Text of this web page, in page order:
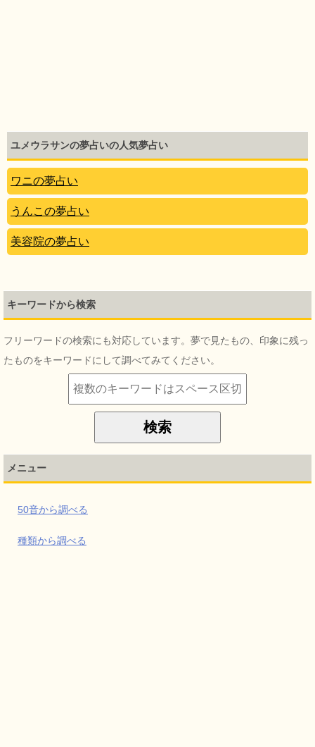
ユメウラサンの夢占いの人気夢占い
ワニの夢占い
うんこの夢占い
美容院の夢占い
キーワードから検索
フリーワードの検索にも対応しています。夢で見たもの、印象に残っ
たものをキーワードにして調べてみてください。
メニュー
50音から調べる
種類から調べる